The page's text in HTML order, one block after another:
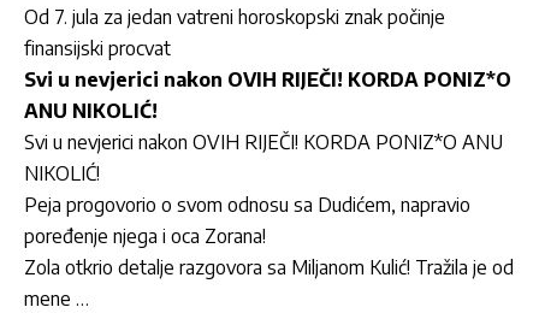
Od 7. jula za jedan vatreni horoskopski znak počinje
finansijski procvat
Svi u nevjerici nakon OVIH RIJEČI! KORDA PONIZ*O
ANU NIKOLIĆ!
Svi u nevjerici nakon OVIH RIJEČI! KORDA PONIZ*O ANU
NIKOLIĆ!
Peja progovorio o svom odnosu sa Dudićem, napravio
poređenje njega i oca Zorana!
Zola otkrio detalje razgovora sa Miljanom Kulić! Tražila je od
mene …